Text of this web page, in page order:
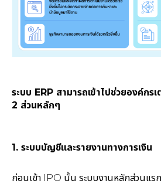
ระบบ ERP สามารถเข้าไปช่วยองค์กร
2 ส่วนหลักๆ
1. ระบบบัญชีและรายงานทางการเงิน
ก่อนเข้า IPO นั้น ระบบงานหลักส่วนแร